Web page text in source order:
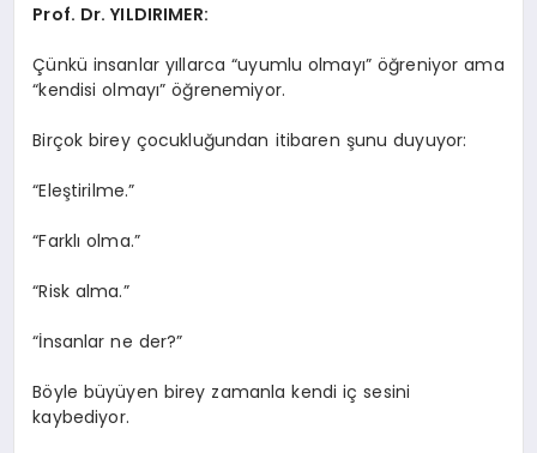
Prof. Dr. YILDIRIMER:
Çünkü insanlar yıllarca “uyumlu olmayı” öğreniyor ama
“kendisi olmayı” öğrenemiyor.
Birçok birey çocukluğundan itibaren şunu duyuyor:
“Eleştirilme.”
“Farklı olma.”
“Risk alma.”
“İnsanlar ne der?”
Böyle büyüyen birey zamanla kendi iç sesini
kaybediyor.